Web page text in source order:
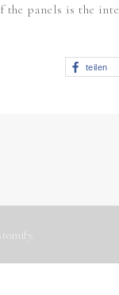
panels is the
teilen
.